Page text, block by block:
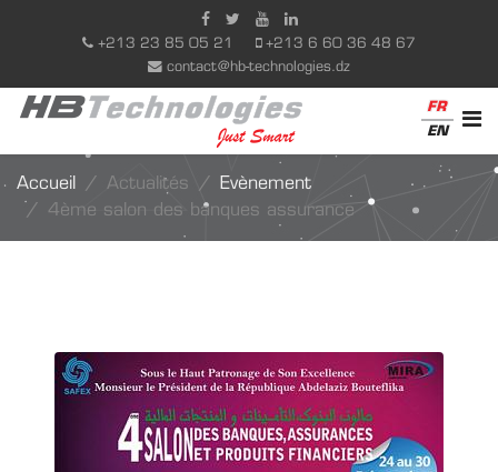
+213 23 85 05 21
+213 6 60 36 48 67
contact@hb-technologies.dz
FR
EN
Accueil Actualités
Evènement
4ème salon des banques assurance